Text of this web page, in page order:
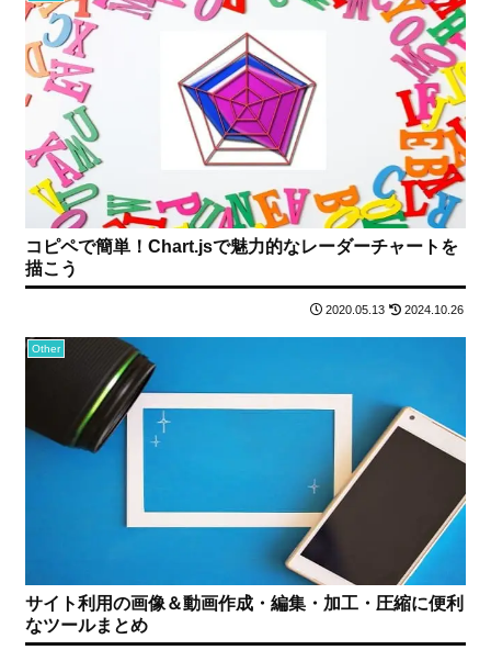
コピペで簡単！Chart.jsで魅力的なレーダーチャートを
描こう
2020.05.13 2024.10.26
Other
サイト利用の画像＆動画作成・編集・加工・圧縮に便利
なツールまとめ